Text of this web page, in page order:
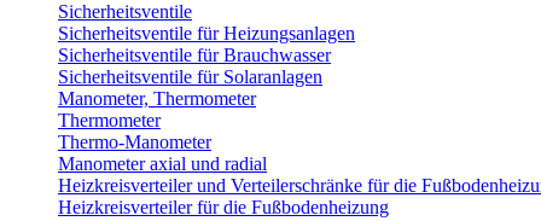
Sicherheitsventile
Sicherheitsventile für Heizungsanlagen
Sicherheitsventile für Brauchwasser
Sicherheitsventile für Solaranlagen
Manometer, Thermometer
Thermometer
Thermo-Manometer
Manometer axial und radial
Heizkreisverteiler und Verteilerschränke für die
Heizkreisverteiler für die Fußbodenheizung